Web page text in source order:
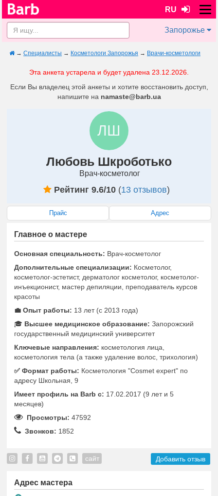
RU
Запорожье
→ Специалисты → Косметологи Запорожья → Врачи-косметологи
Эта анкета устарела и будет удалена 23.12.2026.
Если Вы владелец этой анкеты и хотите восстановить доступ,
напишите на namaste@barb.ua
ЛШ
Любовь Шкроботько
Врач-косметолог
Рейтинг 9.6/10 (13 отзывов)
Прайс Адрес
Главное о мастере
Основная специальность: Врач-косметолог
Дополнительные специализации: Косметолог,
косметолог-эстетист, дерматолог косметолог, косметолог-
инъекционист, мастер депиляции, преподаватель курсов
красоты
💼 Опыт работы: 13 лет (с 2013 года)
🎓 Высшее медицинское образование: Запорожский
государственный медицинский университет
Ключевые направления: косметология лица,
косметология тела (а также удаление волос, трихология)
✅️ Формат работы: Косметология "Cosmet expert" по
адресу Школьная, 9
Имеет профиль на Barb c: 17.02.2017 (9 лет и 5
месяцев)
Просмотры: 47592
Звонков: 1852
сайт Добавить отзыв
Адрес мастера